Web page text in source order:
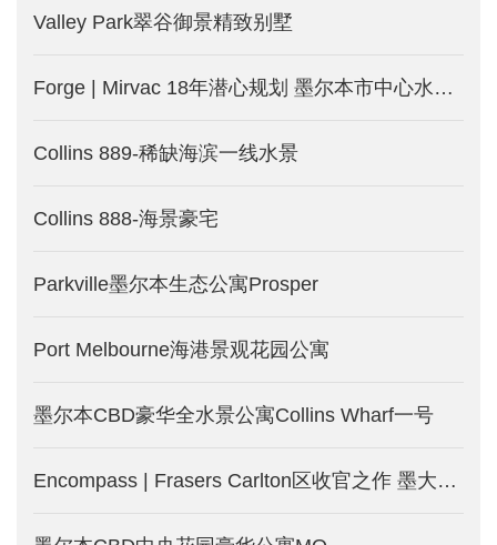
Valley Park翠谷御景精致别墅
Forge | Mirvac 18年潜心规划 墨尔本市中心水滨公寓_澳洲墨尔本新楼盘发售中
Collins 889-稀缺海滨一线水景
Collins 888-海景豪宅
Parkville墨尔本生态公寓Prosper
Port Melbourne海港景观花园公寓
墨尔本CBD豪华全水景公寓Collins Wharf一号
Encompass | Frasers Carlton区收官之作 墨大学区房-墨尔本新楼盘发售